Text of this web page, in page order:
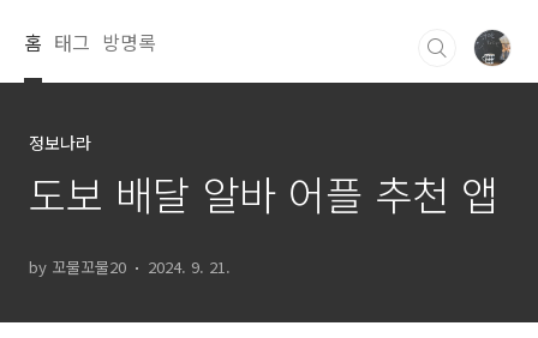
홈 태그 방명록
정보나라
도보 배달 알바 어플 추천 앱
by 꼬물꼬물20 2024. 9. 21.